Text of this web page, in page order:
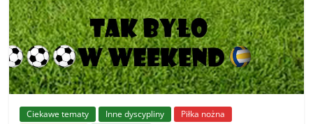
Ciekawe tematy Inne dyscypliny
Piłka nożna